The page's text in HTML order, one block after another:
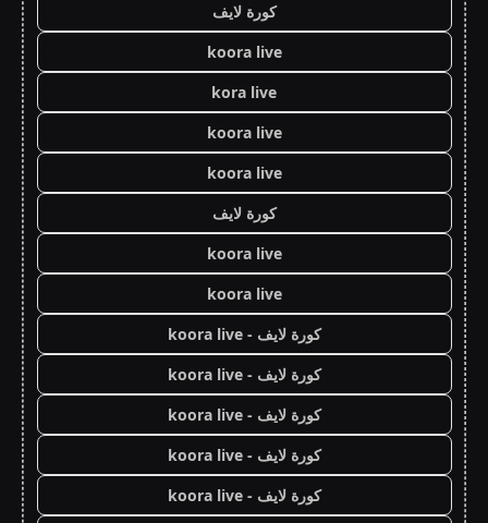
كورة لايف
koora live
kora live
koora live
koora live
كورة لايف
koora live
koora live
كورة لايف - koora live
كورة لايف - koora live
كورة لايف - koora live
كورة لايف - koora live
كورة لايف - koora live